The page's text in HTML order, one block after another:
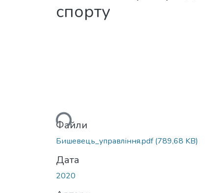
спорту
Вантажиться...
Файли
Бишевець_управління.pdf(789,68 KB)
Дата
2020